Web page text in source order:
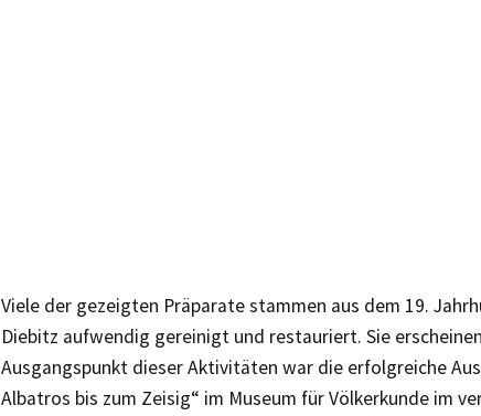
Viele der gezeigten Präparate stammen aus dem 19.
Diebitz aufwendig gereinigt und restauriert. Sie
Ausgangspunkt dieser Aktivitäten war die erfolgreiche
Albatros bis zum Zeisig“ im Museum für Völkerkunde im